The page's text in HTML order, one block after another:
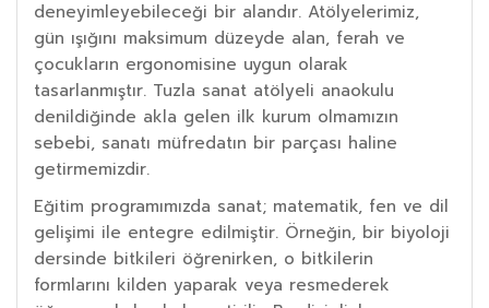
deneyimleyebileceği bir alandır. Atölyelerimiz,
gün ışığını maksimum düzeyde alan, ferah ve
çocukların ergonomisine uygun olarak
tasarlanmıştır. Tuzla sanat atölyeli anaokulu
denildiğinde akla gelen ilk kurum olmamızın
sebebi, sanatı müfredatın bir parçası haline
getirmemizdir.
Eğitim programımızda sanat; matematik, fen ve dil
gelişimi ile entegre edilmiştir. Örneğin, bir biyoloji
dersinde bitkileri öğrenirken, o bitkilerin
formlarını kilden yaparak veya resmederek